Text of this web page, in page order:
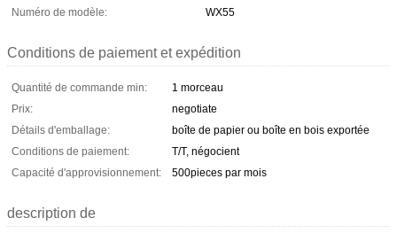
Numéro de modèle:
WX55
Conditions de paiement et expédition
Quantité de commande min:
1 morceau
Prix:
negotiate
Détails d'emballage:
boîte de papier ou boîte en bois exportée
Conditions de paiement:
T/T, négocient
Capacité d'approvisionnement:
500pieces par mois
description de